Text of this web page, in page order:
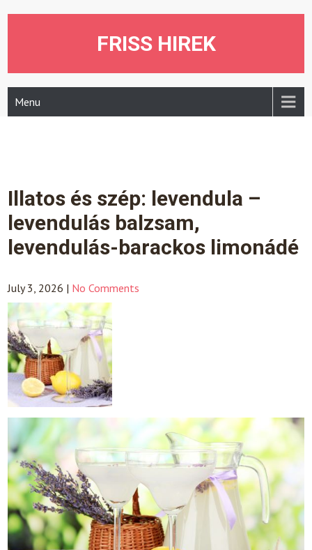
FRISS HIREK
Menu
Illatos és szép: levendula –
levendulás balzsam,
levendulás-barackos limonádé
July 3, 2026 | No Comments